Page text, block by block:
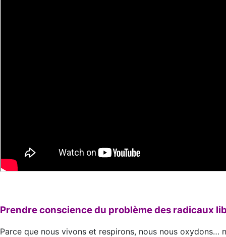
Prendre conscience du problème des radicaux
Parce que nous vivons et respirons, nous nous oxydons…